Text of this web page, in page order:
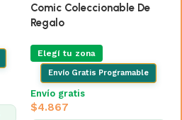
Comic Coleccionable De
Regalo
Elegí tu zona
Envío Gratis Programable
Envío gratis
$4.867